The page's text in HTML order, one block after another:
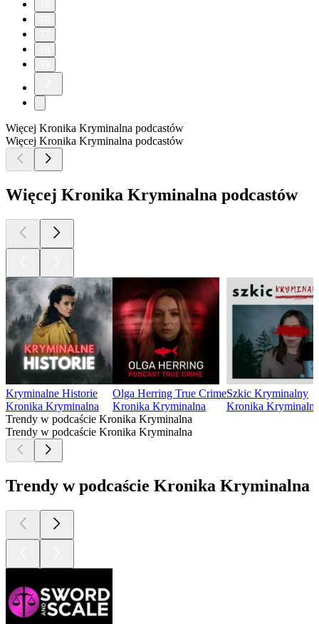
Więcej Kronika Kryminalna podcastów
Więcej Kronika Kryminalna podcastów
Więcej Kronika Kryminalna podcastów
Kryminalne Historie
Kronika Kryminalna
Olga Herring True Crime
Kronika Kryminalna
Szkic Kryminalny
Kronika Kryminalna
Trendy w podcaście Kronika Kryminalna
Trendy w podcaście Kronika Kryminalna
Trendy w podcaście Kronika Kryminalna